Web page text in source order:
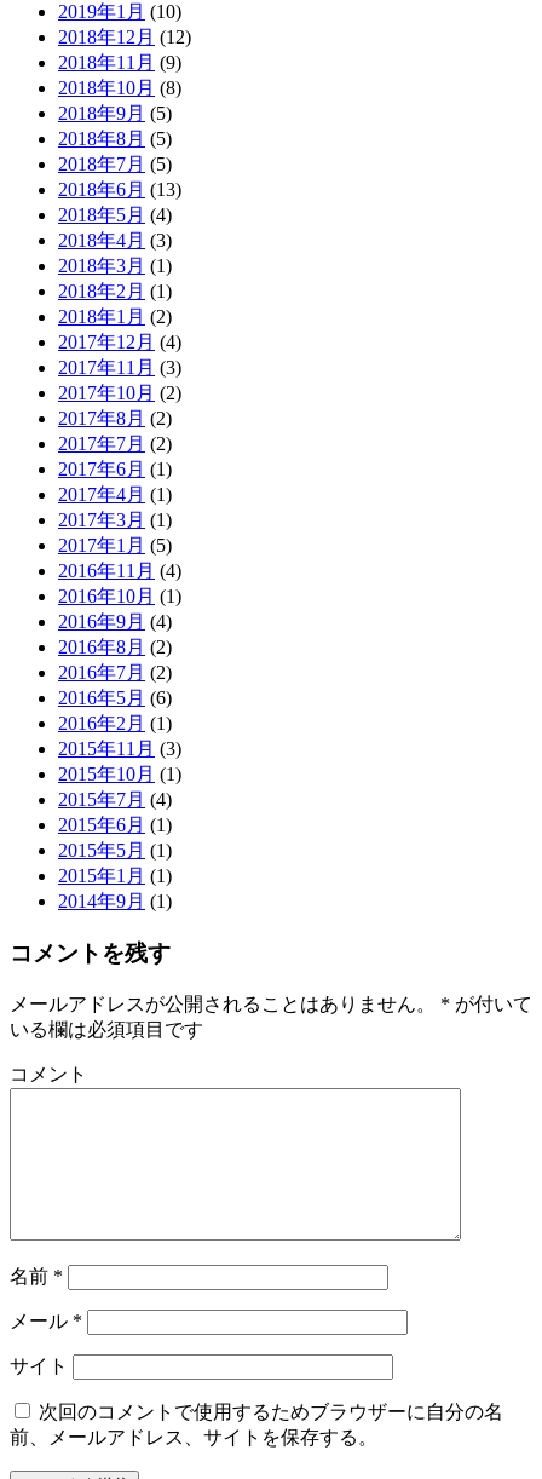
2019年1月 (10)
2018年12月 (12)
2018年11月 (9)
2018年10月 (8)
2018年9月 (5)
2018年8月 (5)
2018年7月 (5)
2018年6月 (13)
2018年5月 (4)
2018年4月 (3)
2018年3月 (1)
2018年2月 (1)
2018年1月 (2)
2017年12月 (4)
2017年11月 (3)
2017年10月 (2)
2017年8月 (2)
2017年7月 (2)
2017年6月 (1)
2017年4月 (1)
2017年3月 (1)
2017年1月 (5)
2016年11月 (4)
2016年10月 (1)
2016年9月 (4)
2016年8月 (2)
2016年7月 (2)
2016年5月 (6)
2016年2月 (1)
2015年11月 (3)
2015年10月 (1)
2015年7月 (4)
2015年6月 (1)
2015年5月 (1)
2015年1月 (1)
2014年9月 (1)
コメントを残す
メールアドレスが公開されることはありません。 * が付いて
いる欄は必須項目です
コメント
名前 *
メール *
サイト
次回のコメントで使用するためブラウザーに自分の名
前、メールアドレス、サイトを保存する。